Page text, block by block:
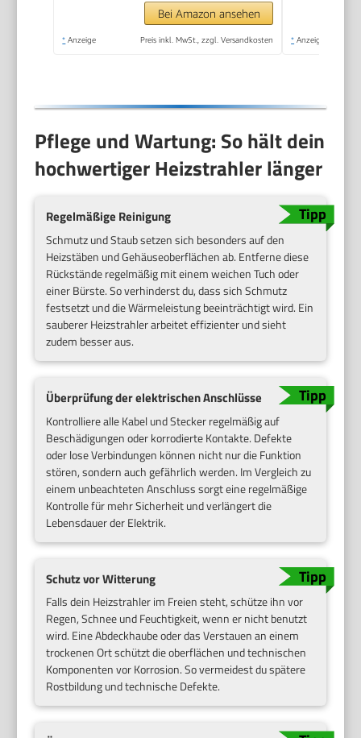
Bei Amazon ansehen
* Anzeige Preis inkl. MwSt., zzgl. Versandkosten * Anzeige
Pflege und Wartung: So hält dein
hochwertiger Heizstrahler länger
Regelmäßige Reinigung
Schmutz und Staub setzen sich besonders auf den
Heizstäben und Gehäuseoberflächen ab. Entferne diese
Rückstände regelmäßig mit einem weichen Tuch oder
einer Bürste. So verhinderst du, dass sich Schmutz
festsetzt und die Wärmeleistung beeinträchtigt wird. Ein
sauberer Heizstrahler arbeitet effizienter und sieht
zudem besser aus.
Überprüfung der elektrischen Anschlüsse
Kontrolliere alle Kabel und Stecker regelmäßig auf
Beschädigungen oder korrodierte Kontakte. Defekte
oder lose Verbindungen können nicht nur die Funktion
stören, sondern auch gefährlich werden. Im Vergleich zu
einem unbeachteten Anschluss sorgt eine regelmäßige
Kontrolle für mehr Sicherheit und verlängert die
Lebensdauer der Elektrik.
Schutz vor Witterung
Falls dein Heizstrahler im Freien steht, schütze ihn vor
Regen, Schnee und Feuchtigkeit, wenn er nicht benutzt
wird. Eine Abdeckhaube oder das Verstauen an einem
trockenen Ort schützt die oberflächen und technischen
Komponenten vor Korrosion. So vermeidest du spätere
Rostbildung und technische Defekte.